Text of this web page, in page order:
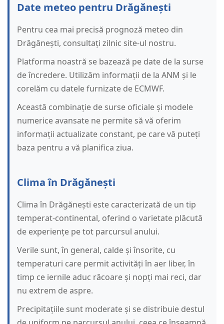
Date meteo pentru Drăgănești
Pentru cea mai precisă prognoză meteo din
Drăgănești, consultați zilnic site-ul nostru.
Platforma noastră se bazează pe date de la surse
de încredere. Utilizăm informații de la ANM și le
corelăm cu datele furnizate de ECMWF.
Această combinație de surse oficiale și modele
numerice avansate ne permite să vă oferim
informații actualizate constant, pe care vă puteți
baza pentru a vă planifica ziua.
Clima în Drăgănești
Clima în Drăgănești este caracterizată de un tip
temperat-continental, oferind o varietate plăcută
de experiențe pe tot parcursul anului.
Verile sunt, în general, calde și însorite, cu
temperaturi care permit activități în aer liber, în
timp ce iernile aduc răcoare și nopți mai reci, dar
nu extrem de aspre.
Precipitațiile sunt moderate și se distribuie destul